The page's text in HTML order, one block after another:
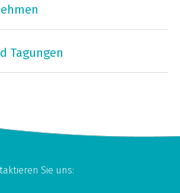
Tagungen
Sie uns: